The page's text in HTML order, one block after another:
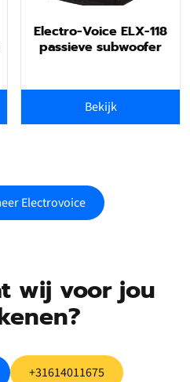
Electro-Voice ELX-118
passieve subwoofer
Bekijk
Electrovoice
wij voor jou
+31614011675